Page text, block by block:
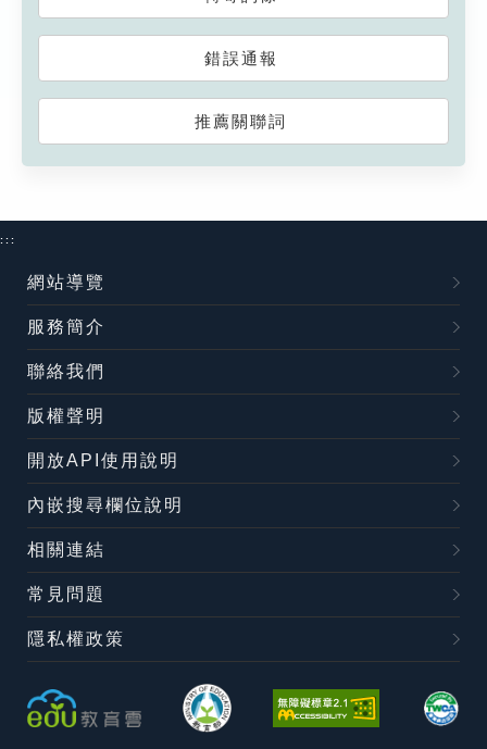
錯誤通報
推薦關聯詞
:::
網站導覽
服務簡介
聯絡我們
版權聲明
開放API使用說明
內嵌搜尋欄位說明
相關連結
常見問題
隱私權政策